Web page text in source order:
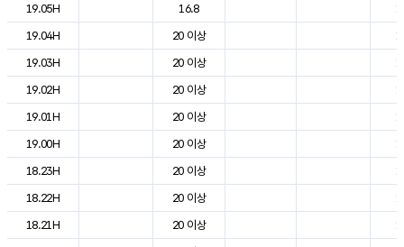
19.05H
16.8
19.04H
20 이상
19.03H
20 이상
19.02H
20 이상
19.01H
20 이상
19.00H
20 이상
18.23H
20 이상
18.22H
20 이상
18.21H
20 이상